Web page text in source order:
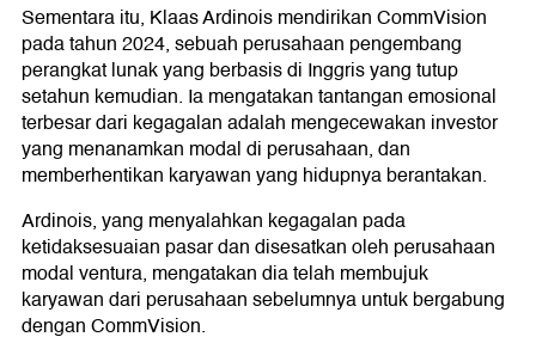
Sementara itu, Klaas Ardinois mendirikan CommVision
pada tahun 2024, sebuah perusahaan pengembang
perangkat lunak yang berbasis di Inggris yang tutup
setahun kemudian. Ia mengatakan tantangan emosional
terbesar dari kegagalan adalah mengecewakan investor
yang menanamkan modal di perusahaan, dan
memberhentikan karyawan yang hidupnya berantakan.
Ardinois, yang menyalahkan kegagalan pada
ketidaksesuaian pasar dan disesatkan oleh perusahaan
modal ventura, mengatakan dia telah membujuk
karyawan dari perusahaan sebelumnya untuk bergabung
dengan CommVision.